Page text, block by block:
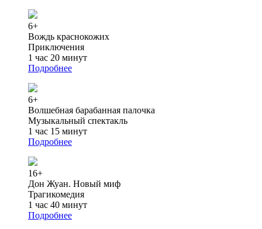
6+
Вождь краснокожих
Приключения
1 час 20 минут
Подробнее
6+
Волшебная барабанная палочка
Музыкальный спектакль
1 час 15 минут
Подробнее
16+
Дон Жуан. Новый миф
Трагикомедия
1 час 40 минут
Подробнее